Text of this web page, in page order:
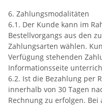
6. Zahlungsmodalitäten
6.1. Der Kunde kann im
Bestellvorgangs aus den
Zahlungsarten wählen.
Verfügung stehenden
Informationsseite
6.2. Ist die Bezahlung per
innerhalb von 30 Tagen
Rechnung zu erfolgen.